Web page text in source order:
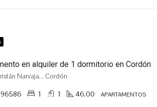
en alquiler de 1 dormitorio en Cordón
Narvaja, , Cordón
1 1 46.00 APARTAMENTOS